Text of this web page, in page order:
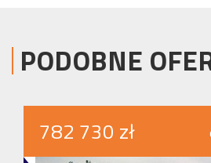
PODOBNE
782 730 zł